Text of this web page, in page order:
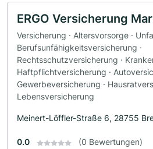
ERGO Versicherung
Versicherung · Altersvorsorge ·
Berufsunfähigkeitsversicherung ·
Rechtsschutzversicherung ·
Haftpflichtversicherung ·
Gewerbeversicherung ·
Lebensversicherung
Meinert-Löffler-Straße 6, 28755
0.0 (0 Bewertungen)